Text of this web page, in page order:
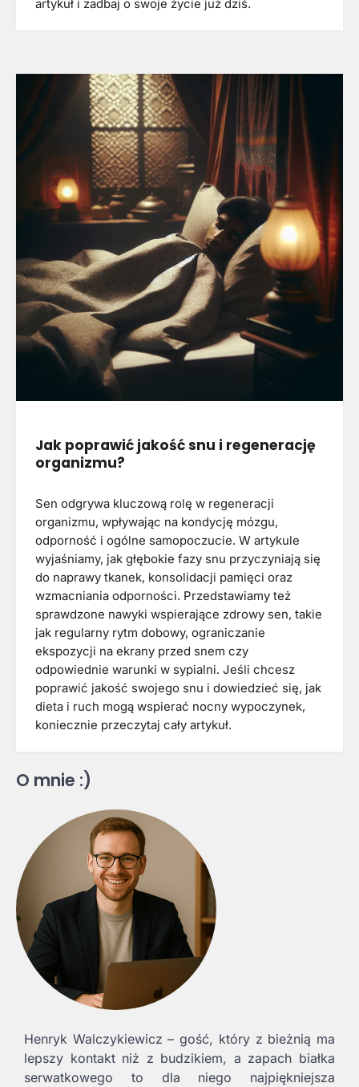
artykuł i zadbaj o swoje życie już dziś.
Jak poprawić jakość snu i regenerację
organizmu?
Sen odgrywa kluczową rolę w regeneracji
organizmu, wpływając na kondycję mózgu,
odporność i ogólne samopoczucie. W artykule
wyjaśniamy, jak głębokie fazy snu przyczyniają się
do naprawy tkanek, konsolidacji pamięci oraz
wzmacniania odporności. Przedstawiamy też
sprawdzone nawyki wspierające zdrowy sen, takie
jak regularny rytm dobowy, ograniczanie
ekspozycji na ekrany przed snem czy
odpowiednie warunki w sypialni. Jeśli chcesz
poprawić jakość swojego snu i dowiedzieć się, jak
dieta i ruch mogą wspierać nocny wypoczynek,
koniecznie przeczytaj cały artykuł.
O mnie :)
Henryk Walczykiewicz – gość, który z bieżnią ma
lepszy kontakt niż z budzikiem, a zapach białka
serwatkowego to dla niego najpiękniejsza